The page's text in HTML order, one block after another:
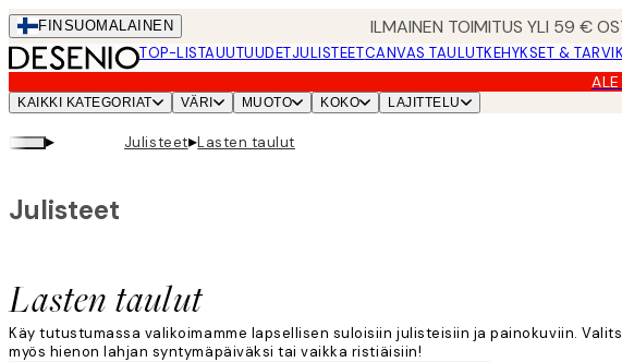
Skip
to
main
content.
FIN SUOMALAINEN ILMAINEN TOIMITUS YLI 59 €
TOP-LISTAUUTUUDETJULISTEETCANVAS TAULUTKEHYKSET &
KAIKKI KATEGORIAT VÄRI MUOTO KOKO LAJITTELU
▸ Julisteet▸Lasten taulut
Lasten taulut
Julisteet
Käy tutustumassa valikoimamme lapsellisen suloisiin julisteisiin ja painokuviin.
myös hienon lahjan syntymäpäiväksi tai vaikka ristiäisiin!